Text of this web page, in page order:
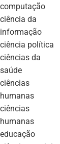
computação
ciência da
informação
ciência política
ciências da
saúde
ciências
humanas
ciências
humanas
educação